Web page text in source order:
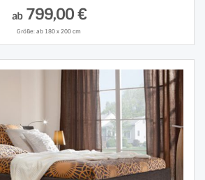
ab799,00 €
Größe: ab 180 x 200 cm